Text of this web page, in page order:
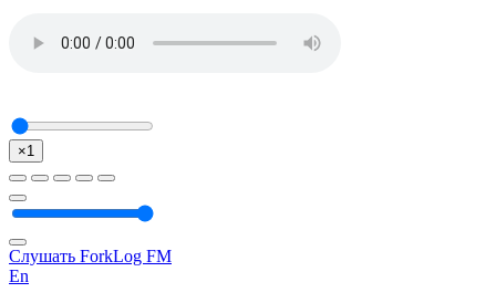
×1
Слушать ForkLog FM
En